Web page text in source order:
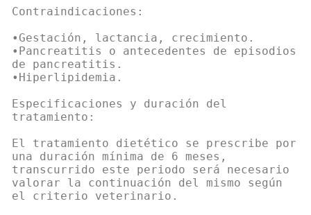
Contraindicaciones:
•Gestación, lactancia, crecimiento.
•Pancreatitis o antecedentes de episodios
de pancreatitis.
•Hiperlipidemia.
Especificaciones y duración del
tratamiento:
El tratamiento dietético se prescribe por
una duración mínima de 6 meses,
transcurrido este periodo será necesario
valorar la continuación del mismo según
el criterio veterinario.